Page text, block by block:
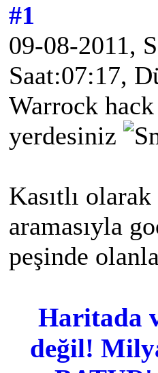
#1
09-08-2011,
Saat:07:17,
Warrock
yerdesiniz
Kasıtlı
aramasıyla
peşinde
Haritada
değil!